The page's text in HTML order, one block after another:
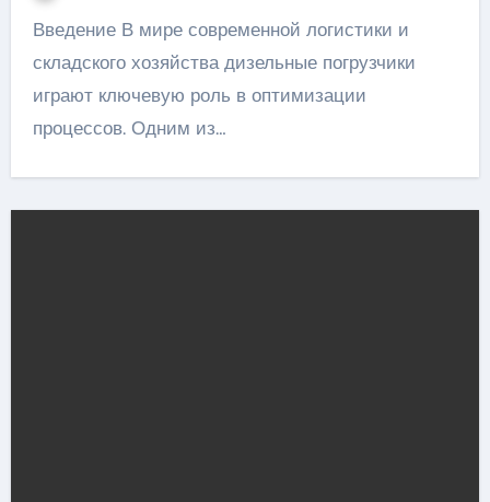
Введение В мире современной логистики и
складского хозяйства дизельные погрузчики
играют ключевую роль в оптимизации
процессов. Одним из…